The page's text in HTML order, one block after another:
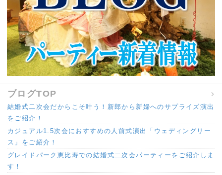
ブログTOP
結婚式二次会だからこそ叶う！新郎から新婦へのサプライズ演出
をご紹介！
カジュアル1.5次会におすすめの人前式演出「ウェディングリー
ス」をご紹介！
グレイドパーク恵比寿での結婚式二次会パーティーをご紹介しま
す！